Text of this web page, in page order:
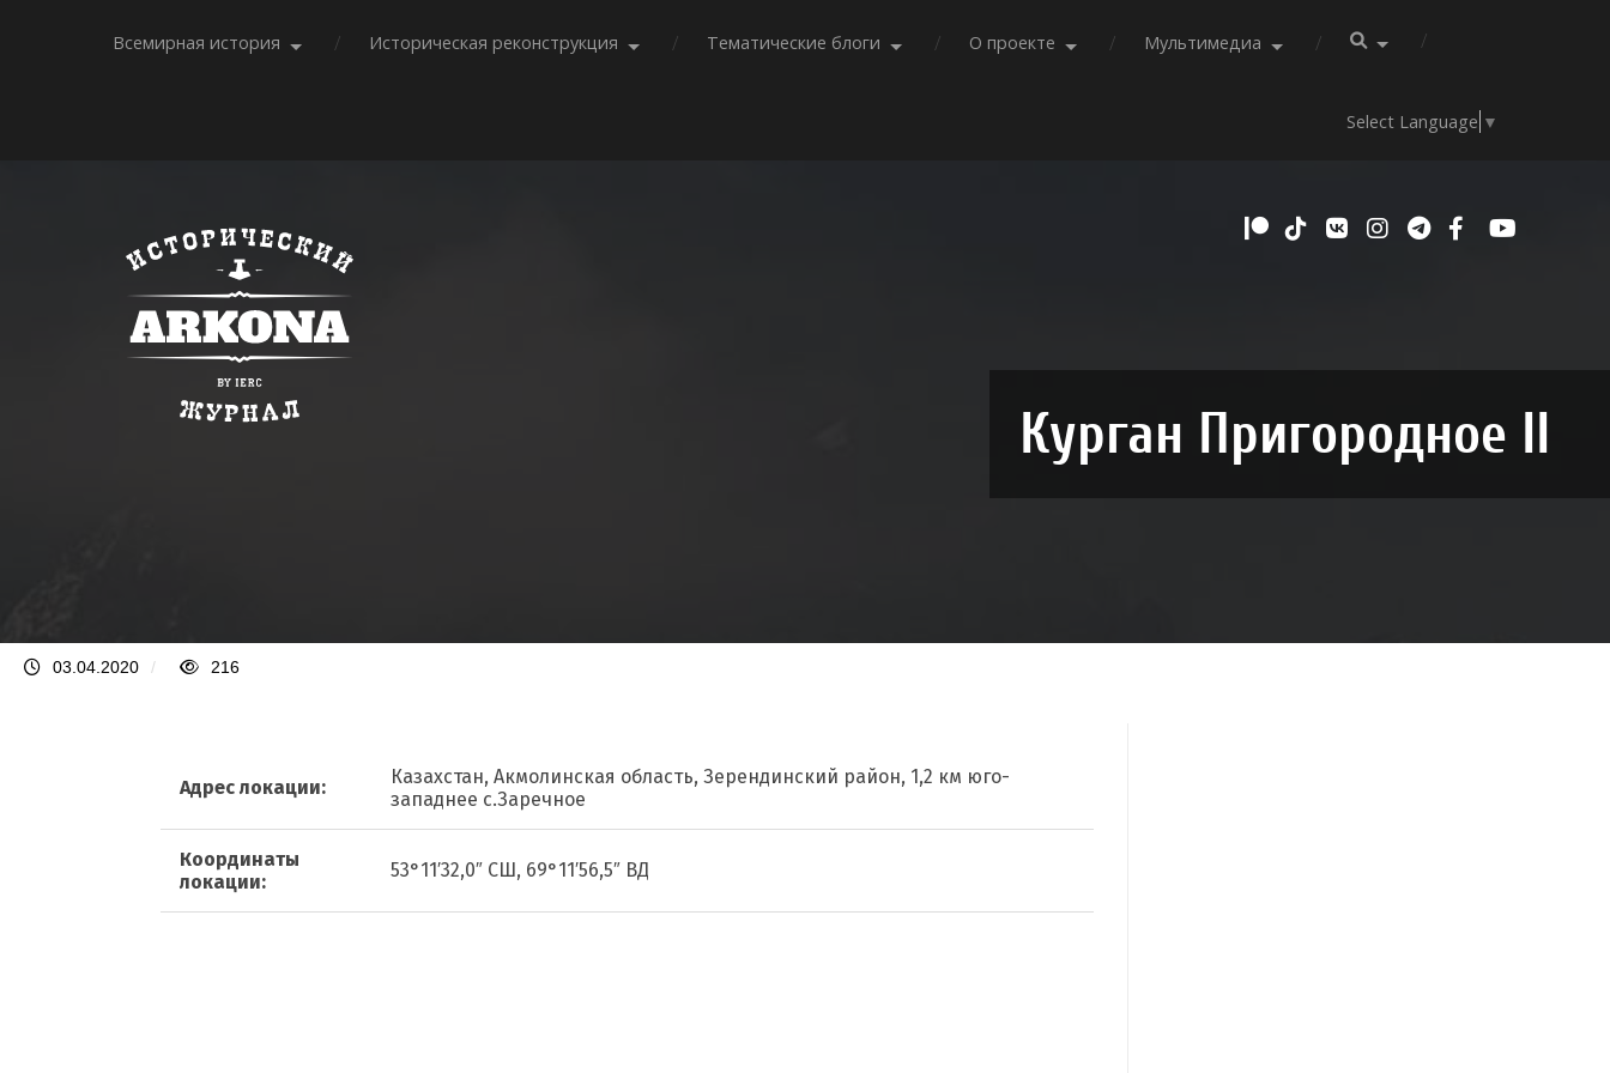
Всемирная история Историческая реконструкция Тематические блоги О проекте Мультимедиа
Select Language ▼
Курган Пригородное II
03.04.2020 / 216
Адрес локации:
Казахстан, Акмолинская область, Зерендинский район, 1,2 км юго-
западнее с.Заречное
Координаты
локации:
53°11′32,0″ СШ, 69°11′56,5″ ВД